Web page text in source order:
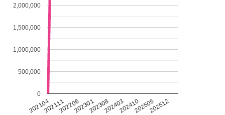
202104202111202206202301202308202403202410202505202512
0
500,000
1,000,000
1,500,000
2,000,000